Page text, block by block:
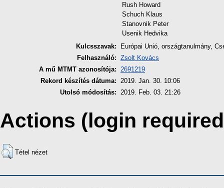
Rush Howard
Schuch Klaus
Stanovnik Peter
Usenik Hedvika
Kulcsszavak:
Európai Unió, országtanulmány,
Felhasználó: Zsolt Kovács
A mű MTMT azonosítója: 2691219
Rekord készítés dátuma: 2019. Jan. 30. 10:06
Utolsó módosítás: 2019. Feb. 03. 21:26
Actions (login
Tétel nézet